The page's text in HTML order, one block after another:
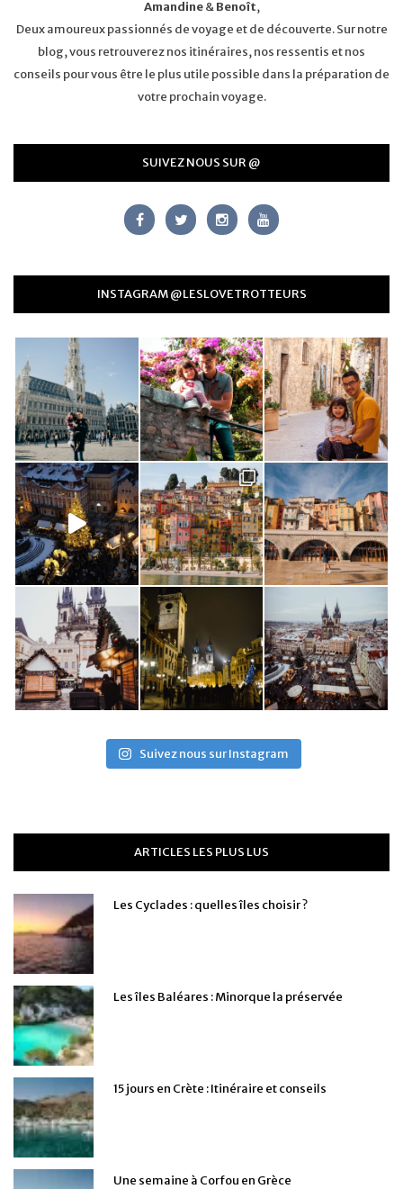
Amandine&Benoît,
Deux amoureux passionnés de voyage et de découverte. Sur notre
blog, vous retrouverez nos itinéraires, nos ressentis et nos
conseils pour vous être le plus utile possible dans la préparation de
votre prochain voyage.
SUIVEZ NOUS SUR @
INSTAGRAM @LESLOVETROTTEURS
Suivez nous sur Instagram
ARTICLES LES PLUS LUS
Les Cyclades : quelles îles choisir ?
Les îles Baléares : Minorque la préservée
15 jours en Crète : Itinéraire et conseils
Une semaine à Corfou en Grèce